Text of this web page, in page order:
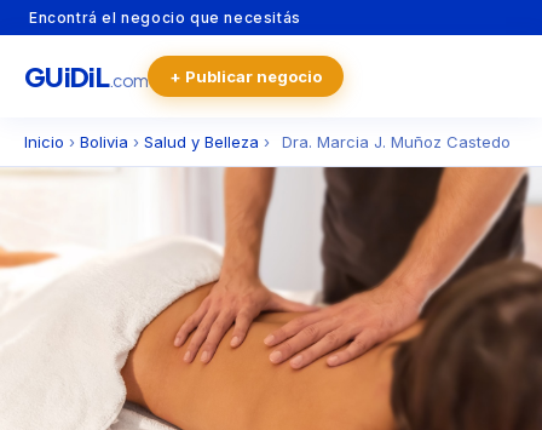
Encontrá el negocio que necesitás
GUiDiL.com + Publicar negocio
Inicio › Bolivia › Salud y Belleza › Dra. Marcia J. Muñoz Castedo